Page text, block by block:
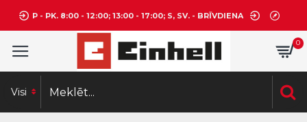
P - PK. 8:00 - 12:00; 13:00 - 17:00; S, SV. - BRĪVDIENA
0
Visi